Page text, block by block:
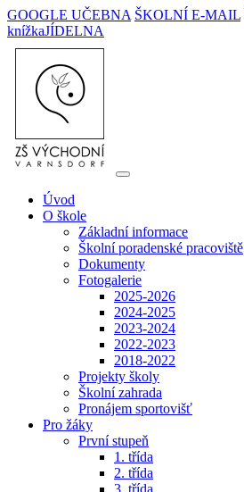
GOOGLE UČEBNA ŠKOLNÍ E-MAIL
knížkaJÍDELNA
Úvod
O škole
Základní informace
Školní poradenské pracoviště
Dokumenty
Fotogalerie
2025-2026
2024-2025
2023-2024
2022-2023
2018-2022
Projekty školy
Školní zahrada
Pronájem sportovišť
Pro žáky
První stupeň
1. třída
2. třída
3. třída